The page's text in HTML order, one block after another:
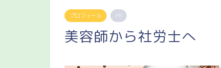
プロフィール PR
美容師から社労士へ